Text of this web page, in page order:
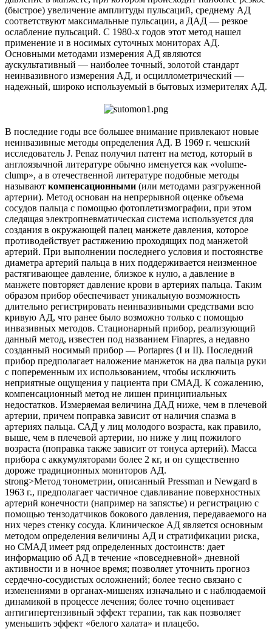
(быстрое) увеличение амплитуды пульсаций, среднему АД
соответствуют максимальные пульсации, а ДАД — резкое
ослабление пульсаций. С 1980-х годов этот метод нашел
применение и в носимых суточных мониторах АД.
Основными методами измерения АД являются
аускультативный — наиболее точный, золотой стандарт
неинвазивного измерения АД, и осциллометрический —
надежный, широко используемый в бытовых измерителях АД.
В последние годы все большее внимание привлекают новые
неинвазивные методы определения АД. В 1969 г. чешский
исследователь J. Penaz получил патент на метод, который в
англоязычной литературе обычно именуется как «volume-
clump», а в отечественной литературе подобные методы
называют компенсационными (или методами разгруженной
артерии). Метод основан на непрерывной оценке объема
сосудов пальца с помощью фотоплетизмографии, при этом
следящая электропневматическая система используется для
создания в окружающей палец манжете давления, которое
противодействует растяжению проходящих под манжетой
артерий. При выполнении последнего условия и постоянстве
диаметра артерий пальца в них поддерживается неизменное
растягивающее давление, близкое к нулю, а давление в
манжете повторяет давление крови в артериях пальца. Таким
образом прибор обеспечивает уникальную возможность
длительно регистрировать неинвазивными средствами всю
кривую АД, что ранее было возможно только с помощью
инвазивных методов. Стационарный прибор, реализующий
данный метод, известен под названием Finapres, а недавно
созданный носимый прибор — Portapres (I и II). Последний
прибор предполагает наложение манжеток на два пальца руки
с попеременным их использованием, чтобы исключить
неприятные ощущения у пациента при СМАД. К сожалению,
компенсационный метод не лишен принципиальных
недостатков. Измеряемая величина ДАД ниже, чем в плечевой
артерии, причем поправка зависит от наличия спазма в
артериях пальца. САД у лиц молодого возраста, как правило,
выше, чем в плечевой артерии, но ниже у лиц пожилого
возраста (поправка также зависит от тонуса артерий). Масса
прибора с аккумуляторами более 2 кг, и он существенно
дороже традиционных мониторов АД.
strong>Метод тонометрии, описанный Pressman и Newgard в
1963 г., предполагает частичное сдавливание поверхностных
артерий конечности (например на запястье) и регистрацию с
помощью тензодатчиков бокового давления, передаваемого на
них через стенку сосуда. Клиническое АД является основным
методом определения величины АД и стратификации риска,
но СМАД имеет ряд определенных достоинств: дает
информацию об АД в течение «повседневной» дневной
активности и в ночное время; позволяет уточнить прогноз
сердечно-сосудистых осложнений; более тесно связано с
изменениями в органах-мишенях изначально и с наблюдаемой
динамикой в процессе лечения; более точно оценивает
антигипертензивный эффект терапии, так как позволяет
уменьшить эффект «белого халата» и плацебо.